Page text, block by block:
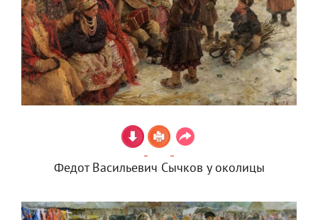
Федот Васильевич Сычков у околицы